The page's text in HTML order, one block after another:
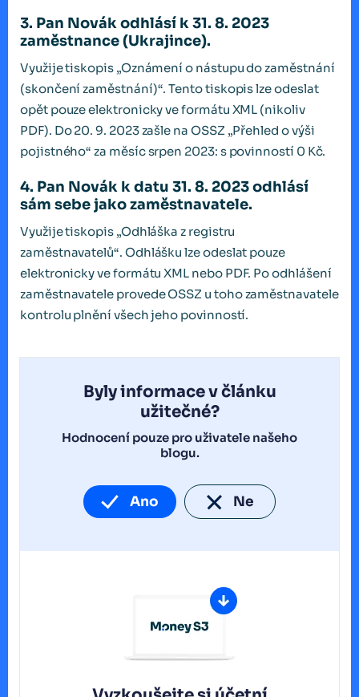
3. Pan Novák odhlásí k 31. 8. 2023
zaměstnance (Ukrajince).
Využije tiskopis „Oznámení o nástupu do zaměstnání
(skončení zaměstnání)“. Tento tiskopis lze odeslat
opět pouze elektronicky ve formátu XML (nikoliv
PDF). Do 20. 9. 2023 zašle na OSSZ „Přehled o výši
pojistného“ za měsíc srpen 2023: s povinností 0 Kč.
4. Pan Novák k datu 31. 8. 2023 odhlásí
sám sebe jako zaměstnavatele.
Využije tiskopis „Odhláška z registru
zaměstnavatelů“. Odhlášku lze odeslat pouze
elektronicky ve formátu XML nebo PDF. Po odhlášení
zaměstnavatele provede OSSZ u toho zaměstnavatele
kontrolu plnění všech jeho povinností.
Byly informace v článku
užitečné?
Hodnocení pouze pro uživatele našeho
blogu.
Ano Ne